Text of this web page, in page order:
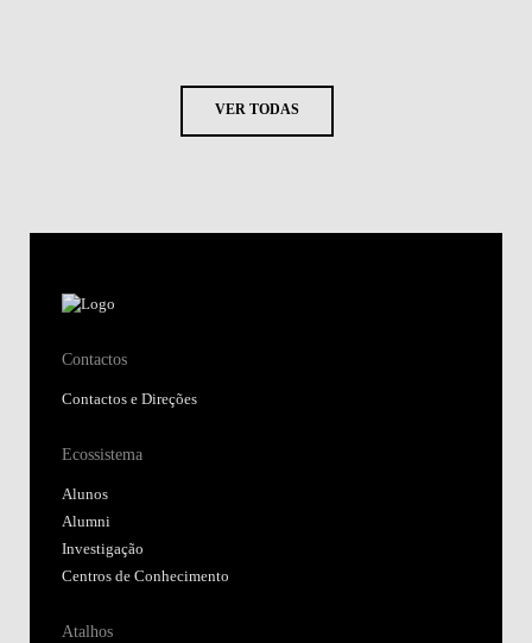
VER TODAS
Contactos
Contactos e Direções
Ecossistema
Alunos
Alumni
Investigação
Centros de Conhecimento
Atalhos